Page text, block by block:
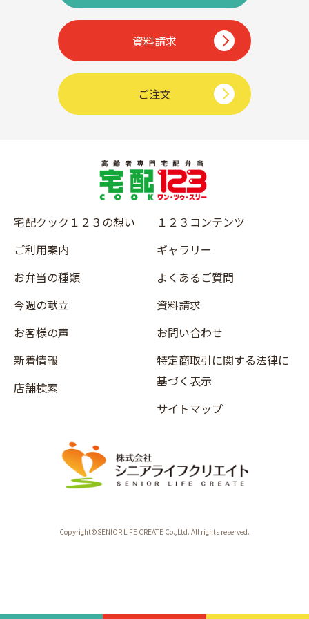
資料請求
ご注文
宅配クック１２３の想い
ご利用案内
お弁当の種類
今週の献立
お客様の声
新着情報
店舗検索
１２３コンテンツ
ギャラリー
よくあるご質問
資料請求
お問い合わせ
特定商取引に関する法律に
基づく表示
サイトマップ
Copyright©SENIOR LIFE CREATE Co.,Ltd. All rights reserved.